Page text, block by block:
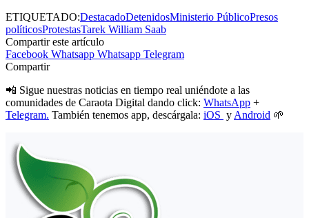
ETIQUETADO:DestacadoDetenidosMinisterio PúblicoPresos
políticosProtestasTarek William Saab
Compartir este artículo
Facebook Whatsapp Whatsapp Telegram
Compartir
📲 Sigue nuestras noticias en tiempo real uniéndote a las
comunidades de Caraota Digital dando click: WhatsApp +
Telegram. También tenemos app, descárgala: iOS y Android 🌱